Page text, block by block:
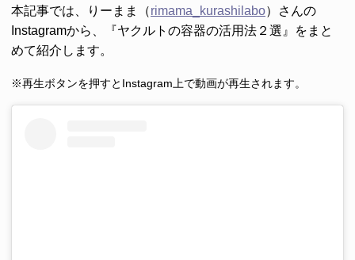
本記事では、りーまま（rimama_kurashilabo）さんの
Instagramから、『ヤクルトの容器の活用法２選』をまと
めて紹介します。
※再生ボタンを押すとInstagram上で動画が再生されます。